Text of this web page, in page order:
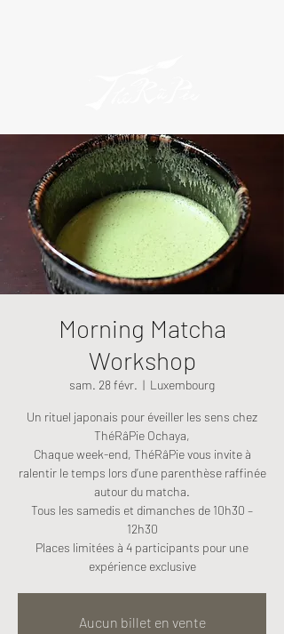
Morning Matcha
Workshop
sam. 28 févr.
  |
Luxembourg
Un rituel japonais pour éveiller les sens chez
ThéRâPie Ochaya,
Chaque week-end, ThéRâPie vous invite à
ralentir le temps lors d’une parenthèse raffinée
autour du matcha.
Tous les samedis et dimanches de 10h30 –
12h30
Places limitées à 4 participants pour une
expérience exclusive
Aucun billet en vente